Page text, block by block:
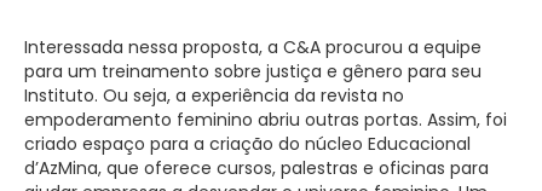
Interessada nessa proposta, a C&A procurou a equipe
para um treinamento sobre justiça e gênero para seu
Instituto. Ou seja, a experiência da revista no
empoderamento feminino abriu outras portas. Assim, foi
criado espaço para a criação do núcleo Educacional
d’AzMina, que oferece cursos, palestras e oficinas para